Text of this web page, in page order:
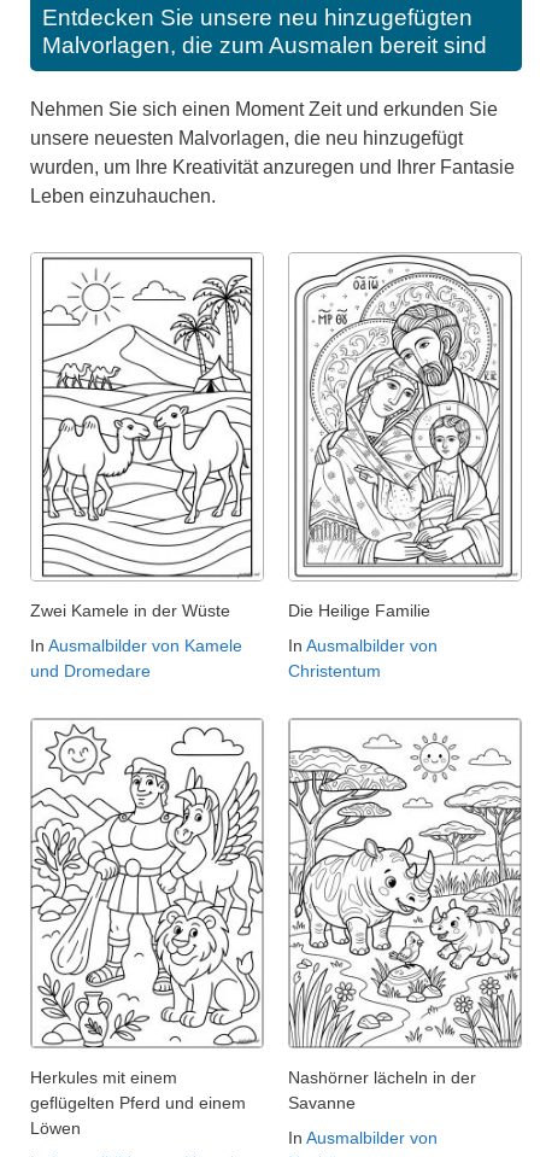
Entdecken Sie unsere neu hinzugefügten
Malvorlagen, die zum Ausmalen bereit sind
Nehmen Sie sich einen Moment Zeit und erkunden Sie
unsere neuesten Malvorlagen, die neu hinzugefügt
wurden, um Ihre Kreativität anzuregen und Ihrer Fantasie
Leben einzuhauchen.
Zwei Kamele in der Wüste
In Ausmalbilder von Kamele
und Dromedare
Die Heilige Familie
In Ausmalbilder von
Christentum
Herkules mit einem
geflügelten Pferd und einem
Löwen
Nashörner lächeln in der
Savanne
In Ausmalbilder von